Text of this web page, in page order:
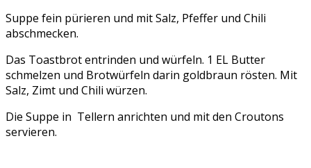
Suppe fein pürieren und mit Salz, Pfeffer und Chili
abschmecken.
Das Toastbrot entrinden und würfeln. 1 EL Butter
schmelzen und Brotwürfeln darin goldbraun rösten. Mit
Salz, Zimt und Chili würzen.
Die Suppe in Tellern anrichten und mit den Croutons
servieren.